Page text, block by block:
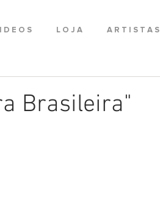
D E O S L O J A A R T I S T A S
Brasileira"